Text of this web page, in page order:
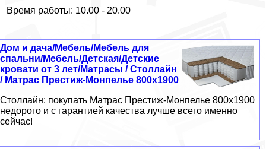
Время работы: 10.00 - 20.00
Дом и дача/Мебель/Мебель для
спальни/Мебель/Детская/Детские
кровати от 3 лет/Матрасы / Столлайн
/ Матрас Престиж-Монпелье 800x1900
Столлайн: покупать Матрас Престиж-Монпелье 800x1900
недорого и с гарантией качества лучше всего именно
сейчас!